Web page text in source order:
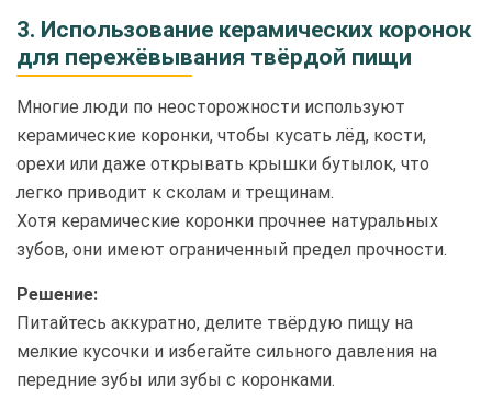
3. Использование керамических коронок
для пережёвывания твёрдой пищи
Многие люди по неосторожности используют
керамические коронки, чтобы кусать лёд, кости,
орехи или даже открывать крышки бутылок, что
легко приводит к сколам и трещинам.
Хотя керамические коронки прочнее натуральных
зубов, они имеют ограниченный предел прочности.
Решение:
Питайтесь аккуратно, делите твёрдую пищу на
мелкие кусочки и избегайте сильного давления на
передние зубы или зубы с коронками.